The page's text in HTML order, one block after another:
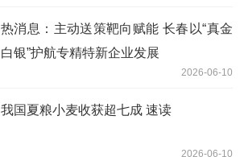
热消息：主动送策靶向赋能 长春以“真金
白银”护航专精特新企业发展
2026-06-10
我国夏粮小麦收获超七成 速读
2026-06-10